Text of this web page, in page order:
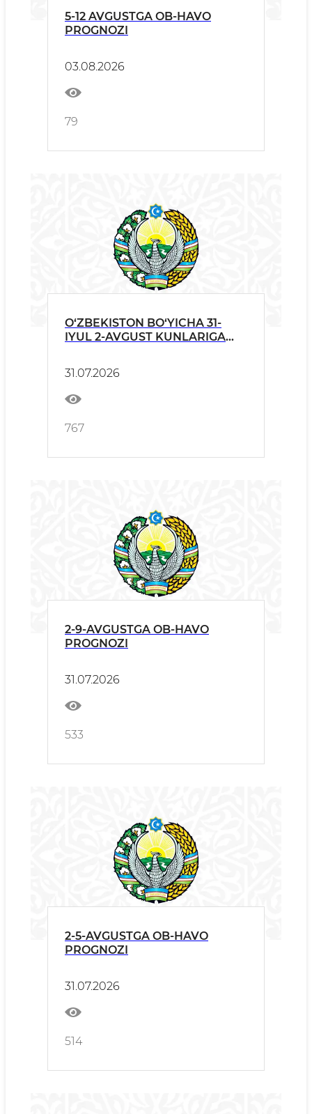
5-12 AVGUSTGA OB-HAVO
PROGNOZI
03.08.2026
79
O‘ZBEKISTON BO‘YICHA 31-
IYUL 2-AVGUST KUNLARIGA
31.07.2026
767
2-9-AVGUSTGA OB-HAVO
PROGNOZI
31.07.2026
533
2-5-AVGUSTGA OB-HAVO
PROGNOZI
31.07.2026
514